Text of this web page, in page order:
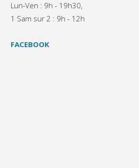
Lun-Ven : 9h - 19h30,
1 Sam sur 2 : 9h - 12h
FACEBOOK